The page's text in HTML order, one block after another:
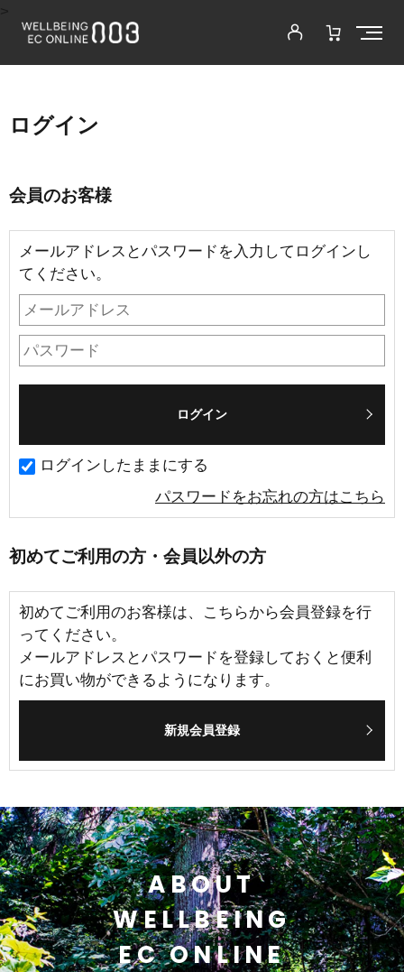
ログイン
会員のお客様
メールアドレスとパスワードを入力してログインし
てください。
ログインしたままにする
パスワードをお忘れの方はこちら
初めてご利用の方・会員以外の方
初めてご利用のお客様は、こちらから会員登録を行
ってください。
メールアドレスとパスワードを登録しておくと便利
にお買い物ができるようになります。
ABOUT
WELLBEING
EC ONLINE